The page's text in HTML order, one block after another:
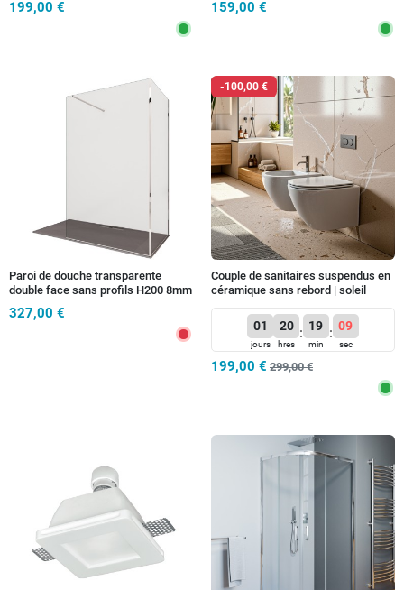
199,00 € 159,00 €
Paroi de douche transparente
double face sans profils H200 8mm
327,00 €
-100,00 €
Couple de sanitaires suspendus en
céramique sans rebord | soleil
01
jours
20
hres
: 19
min
: 06
sec
199,00 € 299,00 €